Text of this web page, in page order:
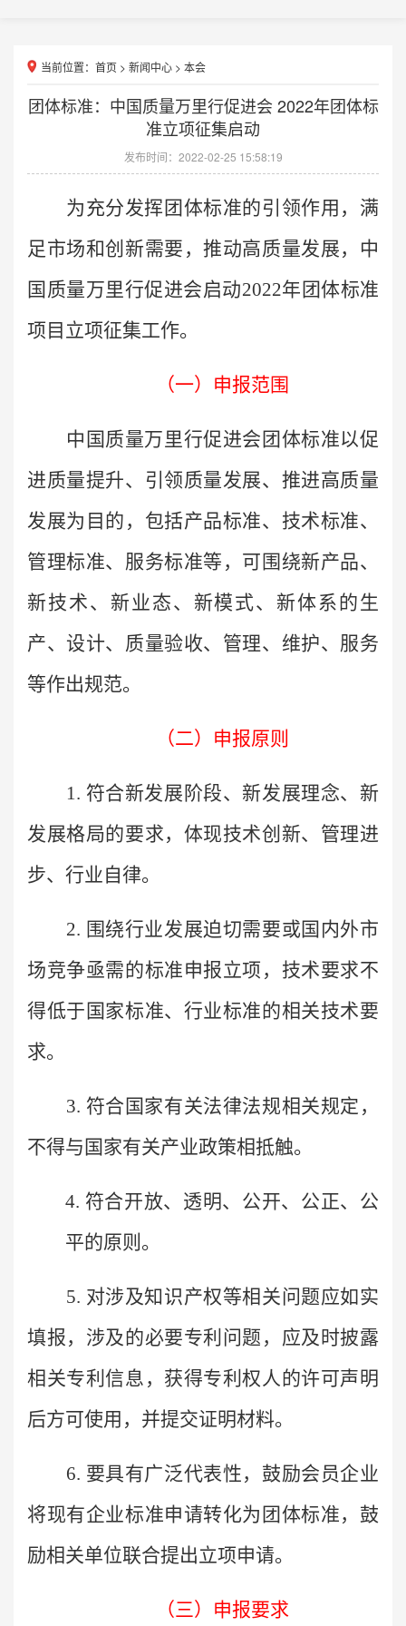
当前位置： 首页 > 新闻中心 > 本会
团体标准：中国质量万里行促进会 2022年团体标
准立项征集启动
发布时间：2022-02-25 15:58:19
为充分发挥团体标准的引领作用，满
足市场和创新需要，推动高质量发展，中
国质量万里行促进会启动2022年团体标准
项目 立项征集工作。
（一） 申报范围
中国质量万里行促进会团体标准以促
进质量提升、
引领质量发展、 推进高质量
发展为目的， 包括产品标准、技术标准、
管理标准、服务标准等，可围绕新产品、
新技术、新业态、新模式、新体系的生
产、设计、质量验收、管理、维护、服务
等作出规范。
（二） 申报原则
1. 符合新发展阶段、新发展理念、新
发展格局的要求，体现技术创新、管理进
步、行业自律。
2. 围绕行业发展迫切需要或国内外市
场竞争亟需的标准申报立项，技术要求不
得低于国家标准、行业标准的相关技术要
求。
3. 符合国家有关法律法规相关规定，
不得与国家有关产业政策相抵触。
4. 符合开放、透明、公开、公正、公
平的原则。
5. 对涉及知识产权等相关问题应如实
填报，涉及的必要专利问题，应及时披露
相关专利信息，获得专利权人的许可声明
后方可使用，并提交证明材料。
6. 要具有广泛代表性，鼓励会员企业
将现有企业标准申请转化为团体标准，鼓
励相关单位联合提出立项申请。
（三） 申报要求